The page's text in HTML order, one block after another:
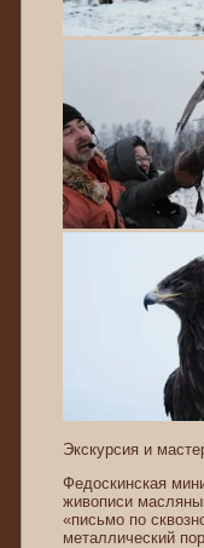
Экскурсия и
Федоскинская
живописи
«письмо по
металлический